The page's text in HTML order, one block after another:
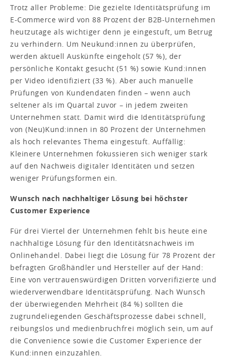
Trotz aller Probleme: Die gezielte Identitätsprüfung im
E-Commerce wird von 88 Prozent der B2B-Unternehmen
heutzutage als wichtiger denn je eingestuft, um Betrug
zu verhindern. Um Neukund:innen zu überprüfen,
werden aktuell Auskünfte eingeholt (57 %), der
persönliche Kontakt gesucht (51 %) sowie Kund:innen
per Video identifiziert (33 %). Aber auch manuelle
Prüfungen von Kundendaten finden – wenn auch
seltener als im Quartal zuvor – in jedem zweiten
Unternehmen statt. Damit wird die Identitätsprüfung
von (Neu)Kund:innen in 80 Prozent der Unternehmen
als hoch relevantes Thema eingestuft. Auffällig:
Kleinere Unternehmen fokussieren sich weniger stark
auf den Nachweis digitaler Identitäten und setzen
weniger Prüfungsformen ein.
Wunsch nach nachhaltiger Lösung bei höchster
Customer Experience
Für drei Viertel der Unternehmen fehlt bis heute eine
nachhaltige Lösung für den Identitätsnachweis im
Onlinehandel. Dabei liegt die Lösung für 78 Prozent der
befragten Großhändler und Hersteller auf der Hand:
Eine von vertrauenswürdigen Dritten vorverifizierte und
wiederverwendbare Identitätsprüfung. Nach Wunsch
der überwiegenden Mehrheit (84 %) sollten die
zugrundeliegenden Geschäftsprozesse dabei schnell,
reibungslos und medienbruchfrei möglich sein, um auf
die Convenience sowie die Customer Experience der
Kund:innen einzuzahlen.